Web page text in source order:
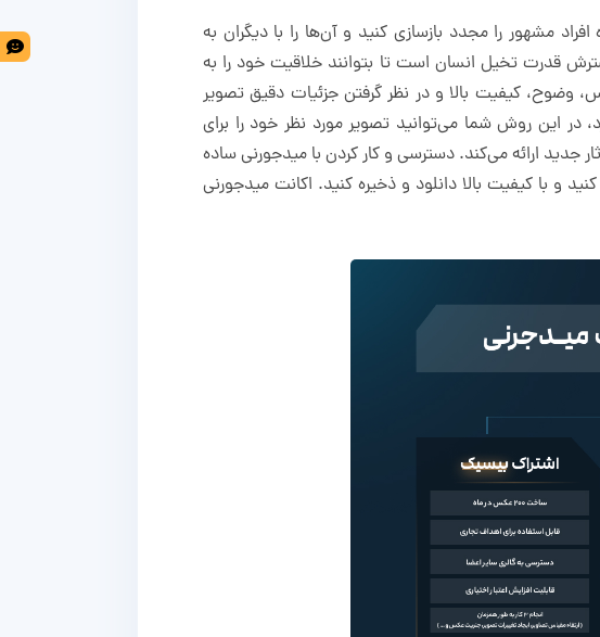
مشهور را مجدد بازسازی کنید و آن‌ها را با دیگران به
قدرت تخیل انسان است تا بتوانند خلاقیت خود را به
کیفیت بالا و در نظر گرفتن جزئیات دقیق تصویر
این روش شما می‌توانید تصویر مورد نظر خود را برای
جدید ارائه می‌کند. دسترسی و کار کردن با میدجورنی ساده
و با کیفیت بالا دانلود و ذخیره کنید. اکانت میدجورنی